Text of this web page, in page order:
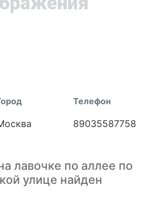
Телефон
89035587758
лавочке по аллее по
улице найден